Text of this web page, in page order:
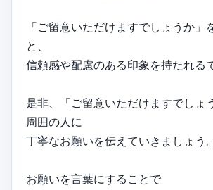
「ご留意いただけますでしょうか」
と、
信頼感や配慮のある印象を持たれる
是非、「ご留意いただけますでしょ
周囲の人に
丁寧なお願いを伝えていきましょう。
お願いを言葉にすることで